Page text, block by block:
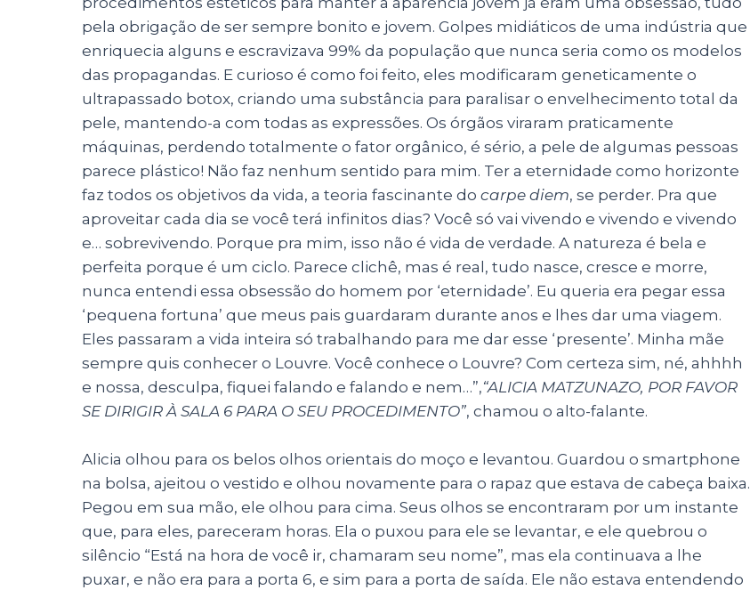
pela obrigação de ser sempre bonito e jovem. Golpes midiáticos de uma indústria que
enriquecia alguns e escravizava 99% da população que nunca seria como os modelos
das propagandas. E curioso é como foi feito, eles modificaram geneticamente o
ultrapassado botox, criando uma substância para paralisar o envelhecimento total da
pele, mantendo-a com todas as expressões. Os órgãos viraram praticamente
máquinas, perdendo totalmente o fator orgânico, é sério, a pele de algumas pessoas
parece plástico! Não faz nenhum sentido para mim. Ter a eternidade como horizonte
faz todos os objetivos da vida, a teoria fascinante do carpe diem, se perder. Pra que
aproveitar cada dia se você terá infinitos dias? Você só vai vivendo e vivendo e vivendo
e… sobrevivendo. Porque pra mim, isso não é vida de verdade. A natureza é bela e
perfeita porque é um ciclo. Parece clichê, mas é real, tudo nasce, cresce e morre,
nunca entendi essa obsessão do homem por ‘eternidade’. Eu queria era pegar essa
‘pequena fortuna’ que meus pais guardaram durante anos e lhes dar uma viagem.
Eles passaram a vida inteira só trabalhando para me dar esse ‘presente’. Minha mãe
sempre quis conhecer o Louvre. Você conhece o Louvre? Com certeza sim, né, ahhhh
e nossa, desculpa, fiquei falando e falando e nem…”,“ALICIA MATZUNAZO, POR FAVOR
SE DIRIGIR À SALA 6 PARA O SEU PROCEDIMENTO”, chamou o alto-falante.
Alicia olhou para os belos olhos orientais do moço e levantou. Guardou o smartphone
na bolsa, ajeitou o vestido e olhou novamente para o rapaz que estava de cabeça baixa.
Pegou em sua mão, ele olhou para cima. Seus olhos se encontraram por um instante
que, para eles, pareceram horas. Ela o puxou para ele se levantar, e ele quebrou o
silêncio “Está na hora de você ir, chamaram seu nome”, mas ela continuava a lhe
puxar, e não era para a porta 6, e sim para a porta de saída. Ele não estava entendendo